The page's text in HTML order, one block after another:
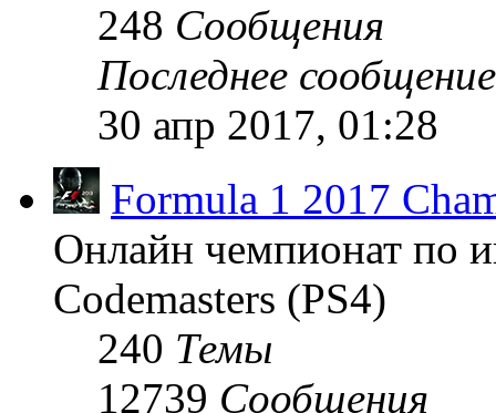
248 Сообщения
Последнее сообщение
30 апр 2017, 01:28
Formula 1 2017
Онлайн чемпионат по
Codemasters (PS4)
240 Темы
12739 Сообщения